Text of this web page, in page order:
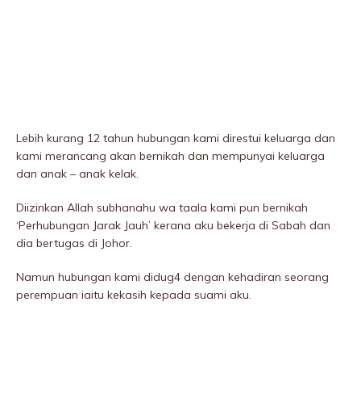
Lebih kurang 12 tahun hubungan kami direstui keluarga dan
kami merancang akan bernikah dan mempunyai keluarga
dan anak – anak kelak.
Diizinkan Allah subhanahu wa taala kami pun bernikah
‘Perhubungan Jarak Jauh’ kerana aku bekerja di Sabah dan
dia bertugas di Johor.
Namun hubungan kami didug4 dengan kehadiran seorang
perempuan iaitu kekasih kepada suami aku.